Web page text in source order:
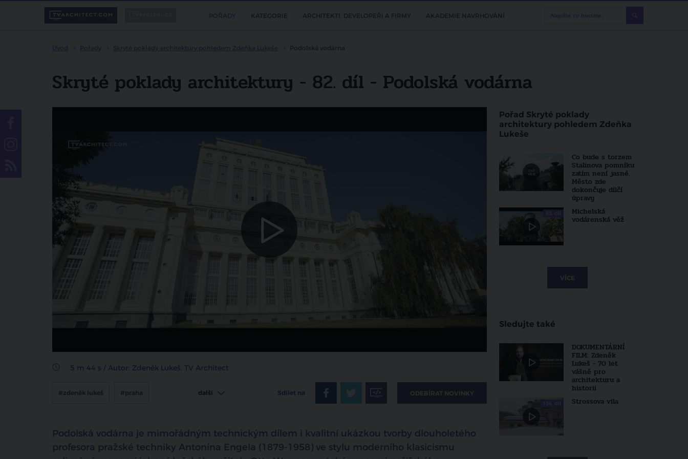
KATEGORIE ARCHITEKTI, DEVELOPEŘI A FIRMY AKADEMIE NAVRHOVÁNÍ
Podolská vodárna
Skryté poklady architektury - 82. díl - Podolská vodárna
Skryté poklady architektury - Michelská
5 m 44 s / Autor: Zdeněk Lukeš, TV Architect
#zdeněk lukeš #praha další Sdílet na ODEBÍRAT NOVINKY
Podolská vodárna je mimořádným technickým dílem i kvalitní ukázkou tvorby dlouholetého
profesora pražské techniky Antonína Engela (1879-1958) ve stylu moderního klasicismu
Pořad Skryté poklady
architektury pohledem Zdeňka
Lukeše
Co bude s torzem
Stalinova pomníku
zatím není jasné.
Město zde
dokončuje dílčí
úpravy
Michelská
vodárenská věž
VÍCE
Sledujte také
DOKUMENTÁRNÍ
FILM: Zdeněk
Lukeš - 70 let
vášně pro
architekturu a
historii
Strossova vila